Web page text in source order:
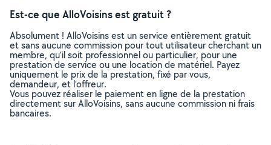
Est-ce que AlloVoisins est gratuit ?
Absolument ! AlloVoisins est un service entièrement gratuit
et sans aucune commission pour tout utilisateur cherchant un
membre, qu’il soit professionnel ou particulier, pour une
prestation de service ou une location de matériel. Payez
uniquement le prix de la prestation, fixé par vous,
demandeur, et l’offreur.
Vous pouvez réaliser le paiement en ligne de la prestation
directement sur AlloVoisins, sans aucune commission ni frais
bancaires.